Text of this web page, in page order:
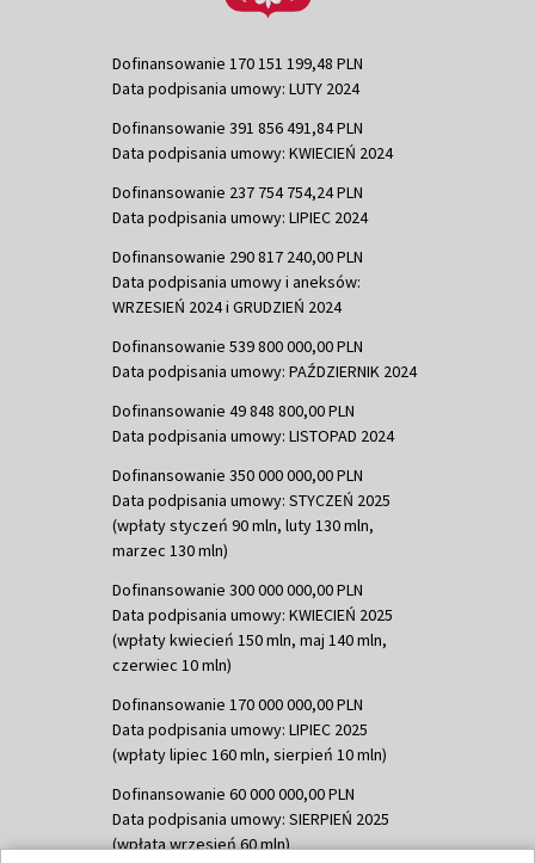
Dofinansowanie 170 151 199,48 PLN
Data podpisania umowy: LUTY 2024
Dofinansowanie 391 856 491,84 PLN
Data podpisania umowy: KWIECIEŃ 2024
Dofinansowanie 237 754 754,24 PLN
Data podpisania umowy: LIPIEC 2024
Dofinansowanie 290 817 240,00 PLN
Data podpisania umowy i aneksów:
WRZESIEŃ 2024 i GRUDZIEŃ 2024
Dofinansowanie 539 800 000,00 PLN
Data podpisania umowy: PAŹDZIERNIK 2024
Dofinansowanie 49 848 800,00 PLN
Data podpisania umowy: LISTOPAD 2024
Dofinansowanie 350 000 000,00 PLN
Data podpisania umowy: STYCZEŃ 2025
(wpłaty styczeń 90 mln, luty 130 mln,
marzec 130 mln)
Dofinansowanie 300 000 000,00 PLN
Data podpisania umowy: KWIECIEŃ 2025
(wpłaty kwiecień 150 mln, maj 140 mln,
czerwiec 10 mln)
Dofinansowanie 170 000 000,00 PLN
Data podpisania umowy: LIPIEC 2025
(wpłaty lipiec 160 mln, sierpień 10 mln)
Dofinansowanie 60 000 000,00 PLN
Data podpisania umowy: SIERPIEŃ 2025
(wpłata wrzesień 60 mln)